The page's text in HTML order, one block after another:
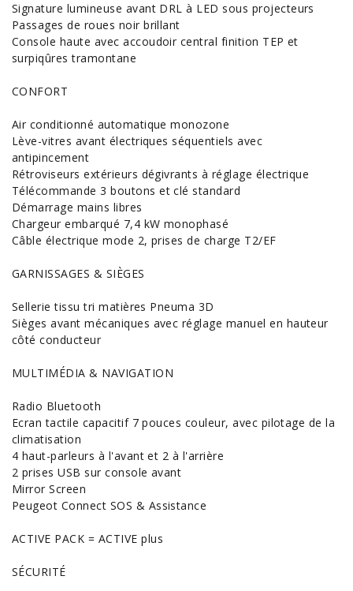
Signature lumineuse avant DRL à LED sous projecteurs
Passages de roues noir brillant
Console haute avec accoudoir central finition TEP et
surpiqûres tramontane
CONFORT
Air conditionné automatique monozone
Lève-vitres avant électriques séquentiels avec
antipincement
Rétroviseurs extérieurs dégivrants à réglage électrique
Télécommande 3 boutons et clé standard
Démarrage mains libres
Chargeur embarqué 7,4 kW monophasé
Câble électrique mode 2, prises de charge T2/EF
GARNISSAGES & SIÈGES
Sellerie tissu tri matières Pneuma 3D
Sièges avant mécaniques avec réglage manuel en hauteur
côté conducteur
MULTIMÉDIA & NAVIGATION
Radio Bluetooth
Ecran tactile capacitif 7 pouces couleur, avec pilotage de la
climatisation
4 haut-parleurs à l'avant et 2 à l'arrière
2 prises USB sur console avant
Mirror Screen
Peugeot Connect SOS & Assistance
ACTIVE PACK = ACTIVE plus
SÉCURITÉ